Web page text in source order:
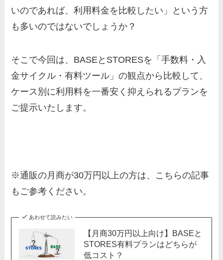
いのであれば、利用料金を比較したい」という方
も多いのではないでしょうか？
そこで今回は、BASEとSTORESを「手数料・入
金サイクル・有料ツール」の観点から比較して、
ケース別に利用料を一番安く抑えられるプランを
ご提示いたします。
※通販の月商が30万円以上の方は、こちらの記事
もご参考ください。
あわせて読みたい
【月商30万円以上向け】BASEと
STORES有料プランはどちらが
低コスト？